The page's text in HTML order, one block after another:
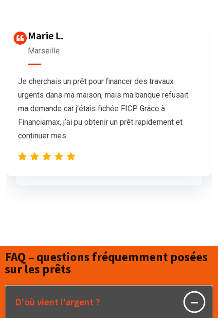
Nous avions besoin de trésorerie pour notre
association afin d’organiser un grand événement,
mais nos demandes de prêt étaient sans succès.
L’équipe de Financiamax a été très professionnelle
et compréhensive, et nous a proposé
FAQ – questions fréquemment posées
sur les prêts
D'où vient l'argent ?